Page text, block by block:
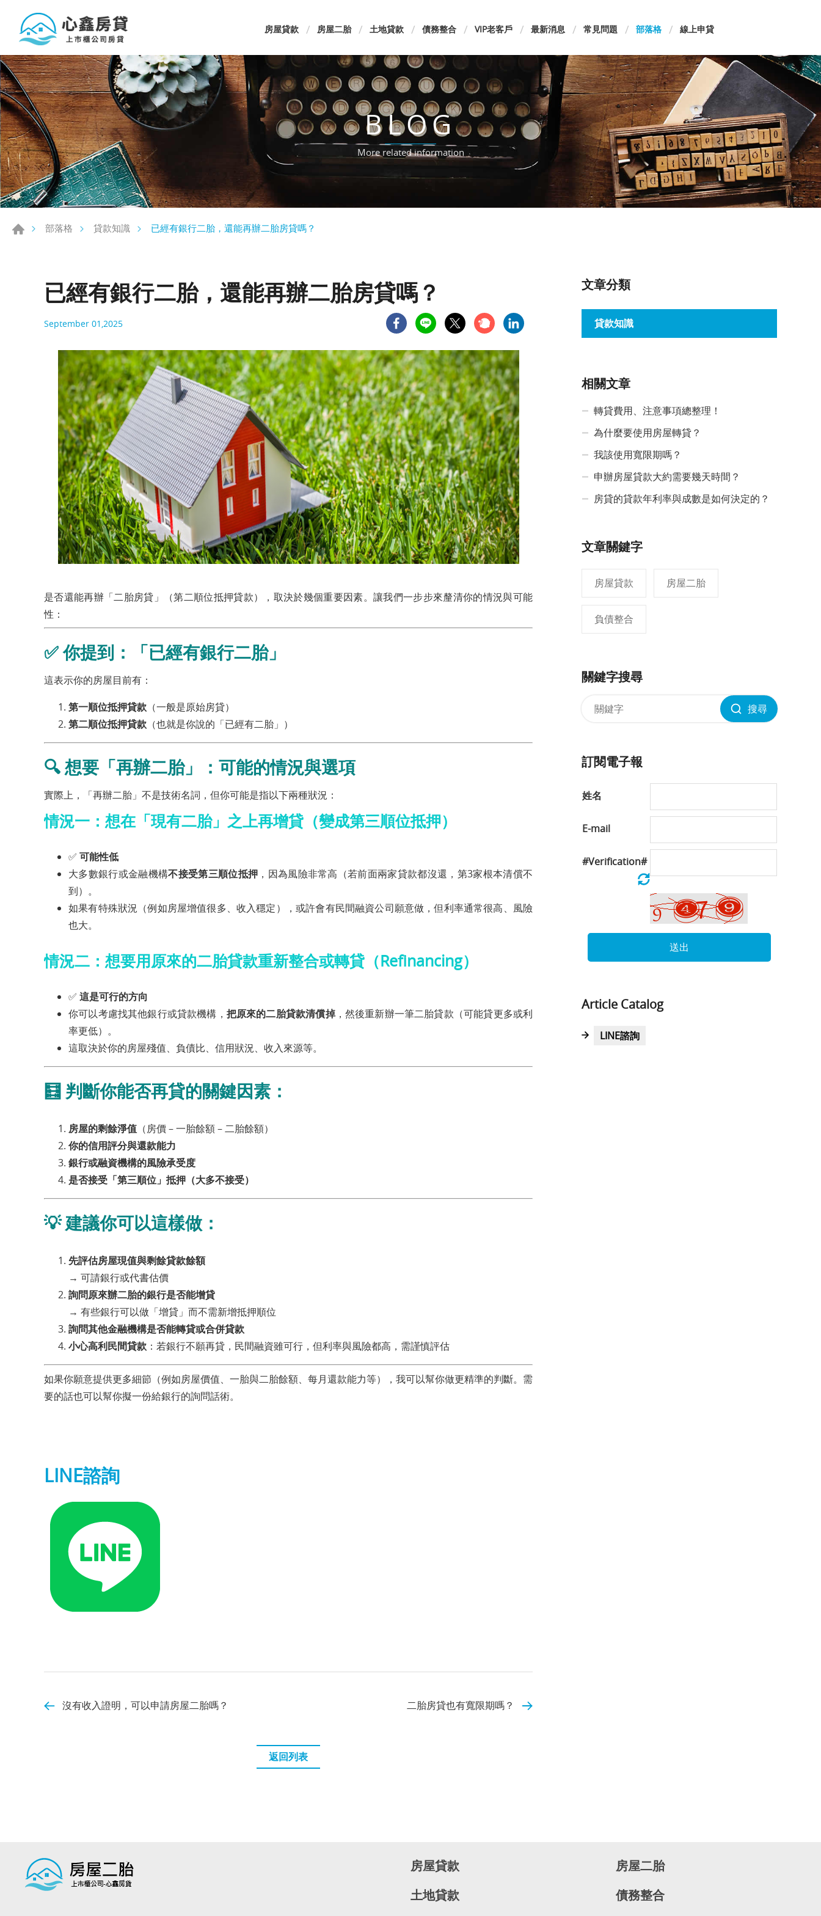
房屋貸款 房屋二胎 土地貸款 債務整合 VIP老客戶 最新消息 常見問題 部落格 線上申貸
BLOG
More related information
部落格 貸款知識 已經有銀行二胎，還能再辦二胎房貸嗎？
已經有銀行二胎，還能再辦二胎房貸嗎？
September 01,2025
是否還能再辦「二胎房貸」（第二順位抵押貸款），取決於幾個重要因素。讓我們一步步來釐清你的情況與可能
性：
✅ 你提到：「已經有銀行二胎」
這表示你的房屋目前有：
第一順位抵押貸款（一般是原始房貸）
第二順位抵押貸款（也就是你說的「已經有二胎」）
🔍 想要「再辦二胎」：可能的情況與選項
實際上，「再辦二胎」不是技術名詞，但你可能是指以下兩種狀況：
情況一：想在「現有二胎」之上再增貸 （變成第三順位抵押）
✅ 可能性低
大多數銀行或金融機構不接受第三順位抵押 ，因為風險非常高（若前面兩家貸款都沒還，第3家根本清償不
到）。
如果有特殊狀況（例如房屋增值很多、收入穩定），或許會有民間融資公司願意做，但利率通常很高、風險
也大。
情況二：想要用原來的二胎貸款重新整合或轉貸 （Refinancing）
✅ 這是可行的方向
你可以考慮找其他銀行或貸款機構， 把原來的二胎貸款清償掉，然後重新辦一筆二胎貸款（可能貸更多或利
率更低）。
這取決於你的房屋殘值、負債比、信用狀況、收入來源等。
🧮 判斷你能否再貸的關鍵因素：
房屋的剩餘淨值（房價 – 一胎餘額 – 二胎餘額）
你的信用評分與還款能力
銀行或融資機構的風險承受度
是否接受「第三順位」抵押（大多不接受）
💡 建議你可以這樣做：
先評估房屋現值與剩餘貸款餘額
→ 可請銀行或代書估價
詢問原來辦二胎的銀行是否能增貸
→ 有些銀行可以做「增貸」而不需新增抵押順位
詢問其他金融機構是否能轉貸或合併貸款
小心高利民間貸款：若銀行不願再貸，民間融資雖可行，但利率與風險都高，需謹慎評估
如果你願意提供更多細節（例如房屋價值、一胎與二胎餘額、每月還款能力等），我可以幫你做更精準的判斷。需
要的話也可以幫你擬一份給銀行的詢問話術。
LINE諮詢
沒有收入證明，可以申請房屋二胎嗎？ 二胎房貸也有寬限期嗎？
返回列表
文章分類
貸款知識
相關文章
轉貸費用、注意事項總整理！
為什麼要使用房屋轉貸？
我該使用寬限期嗎？
申辦房屋貸款大約需要幾天時間？
房貸的貸款年利率與成數是如何決定的？
文章關鍵字
房屋貸款 房屋二胎
負債整合
關鍵字搜尋
搜尋
訂閱電子報
姓名
E-mail
#Verification#
送出
Article Catalog
LINE諮詢
房屋貸款
房屋二胎
土地貸款
債務整合